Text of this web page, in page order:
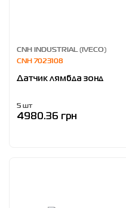
CNH INDUSTRIAL (IVECO)
CNH 7023108
Датчик лямбда зонд
5 шт
4980.36 грн